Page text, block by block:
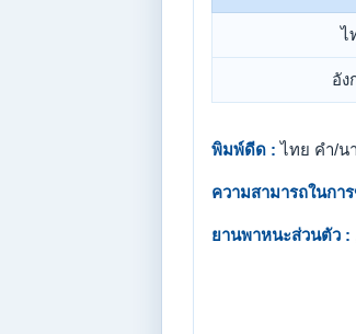
ไ
อัง
พิมพ์ดีด : ไทย คำ/น
ความสามารถในกา
ยานพาหนะส่วนตัว :